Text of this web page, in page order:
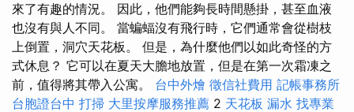
來了有趣的情況。 因此，他們能夠長時間懸掛，甚至血液
也沒有與人不同。 當蝙蝠沒有飛行時，它們通常會從樹枝
上倒置，洞穴天花板。 但是，為什麼他們以如此奇怪的方
式休息？ 它可以在夏天大膽地放置，但是在第一次霜凍之
前，值得將其帶入公寓。 台中外燴 徵信社費用 記帳事務所
台胞證台中 打掃 大里按摩服務推薦 2 天花板 漏水 找專業